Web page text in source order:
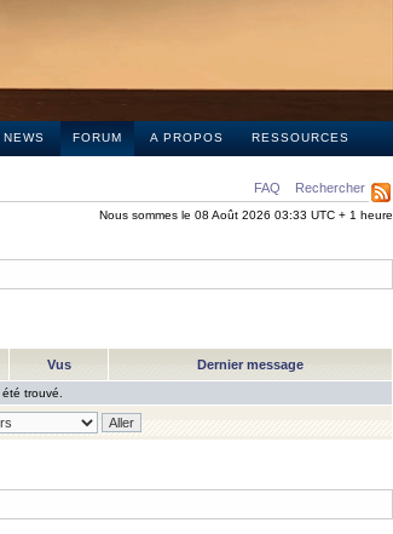
NEWS FORUM A PROPOS RESSOURCES
FAQ Rechercher
Nous sommes le 08 Août 2026 03:33 UTC + 1 heure
Vus Dernier message
trouvé.